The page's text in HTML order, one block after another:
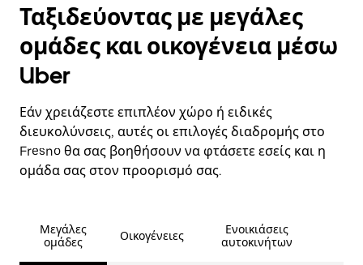
Ταξιδεύοντας με μεγάλες
ομάδες και οικογένεια μέσω
Uber
Εάν χρειάζεστε επιπλέον χώρο ή ειδικές
διευκολύνσεις, αυτές οι επιλογές διαδρομής στο
Fresno θα σας βοηθήσουν να φτάσετε εσείς και η
ομάδα σας στον προορισμό σας.
Μεγάλες
ομάδες
Οικογένειες
Ενοικιάσεις
αυτοκινήτων